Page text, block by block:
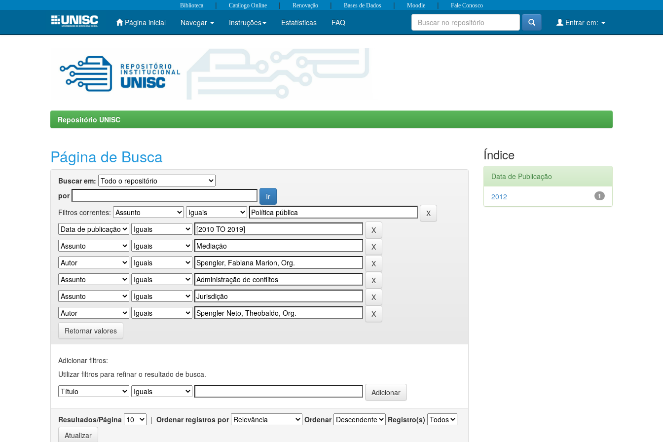
Skip
Biblioteca | Catálogo Online | Renovação | Bases de Dados | Moodle | Fale Conosco
Página inicial Navegar Instruções Estatísticas FAQ Entrar em:
Repositório UNISC
Página de Busca
Buscar em:
por
Filtros correntes:
Retornar valores
Adicionar filtros:
Utilizar filtros para refinar o resultado de busca.
Resultados/Página | Ordenar registros por Ordenar Registro(s)
Índice
Data de Publicação
1
2012